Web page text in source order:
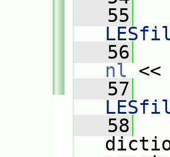
   55
   56
nl
   57
   58